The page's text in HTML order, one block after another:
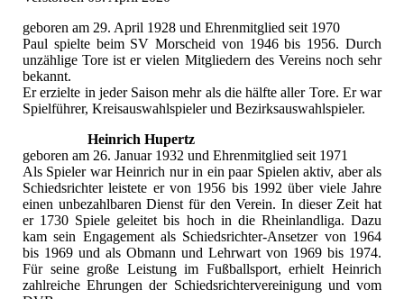
geboren am 29. April 1928 und Ehrenmitglied seit 1970
Paul spielte beim SV Morscheid von 1946 bis 1956. Durch
unzählige Tore ist er vielen Mitgliedern des Vereins noch sehr
bekannt.
Er erzielte in jeder Saison mehr als die hälfte aller Tore. Er war
Spielführer, Kreisauswahlspieler und Bezirksauswahlspieler.
Heinrich Hupertz
geboren am 26. Januar 1932 und Ehrenmitglied seit 1971
Als Spieler war Heinrich nur in ein paar Spielen aktiv, aber als
Schiedsrichter leistete er von 1956 bis 1992 über viele Jahre
einen unbezahlbaren Dienst für den Verein. In dieser Zeit hat
er 1730 Spiele geleitet bis hoch in die Rheinlandliga. Dazu
kam sein Engagement als Schiedsrichter-Ansetzer von 1964
bis 1969 und als Obmann und Lehrwart von 1969 bis 1974.
Für seine große Leistung im Fußballsport, erhielt Heinrich
zahlreiche Ehrungen der Schiedsrichtervereinigung und vom